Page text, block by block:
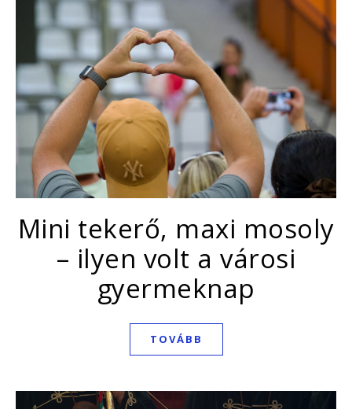
Mini tekerő, maxi mosoly
– ilyen volt a városi
gyermeknap
TOVÁBB